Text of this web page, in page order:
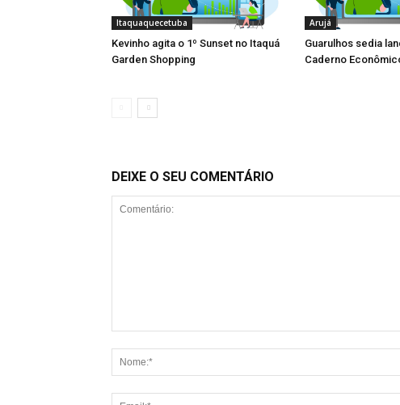
Itaquaquecetuba
Kevinho agita o 1º Sunset no Itaquá
Garden Shopping
Arujá
Guarulhos sedia
Caderno
DEIXE O SEU COMENTÁRIO